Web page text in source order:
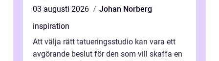
03 augusti 2026
Johan Norberg
inspiration
Att välja rätt tatueringsstudio kan vara ett
avgörande beslut för den som vill skaffa en